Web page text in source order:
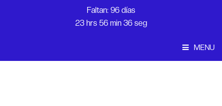
Faltan: 96 días
23 hrs 56 min 36 seg
MENU